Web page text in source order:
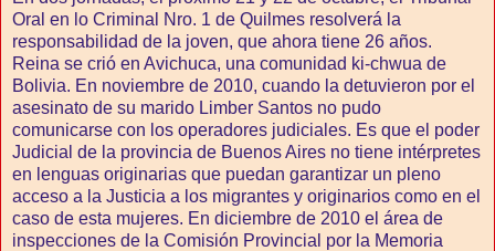
Oral en lo Criminal Nro. 1 de Quilmes resolverá la
responsabilidad de la joven, que ahora tiene 26 años.
Reina se crió en Avichuca, una comunidad ki-chwua de
Bolivia. En noviembre de 2010, cuando la detuvieron por el
asesinato de su marido Limber Santos no pudo
comunicarse con los operadores judiciales. Es que el poder
Judicial de la provincia de Buenos Aires no tiene intérpretes
en lenguas originarias que puedan garantizar un pleno
acceso a la Justicia a los migrantes y originarios como en el
caso de esta mujeres. En diciembre de 2010 el área de
inspecciones de la Comisión Provincial por la Memoria